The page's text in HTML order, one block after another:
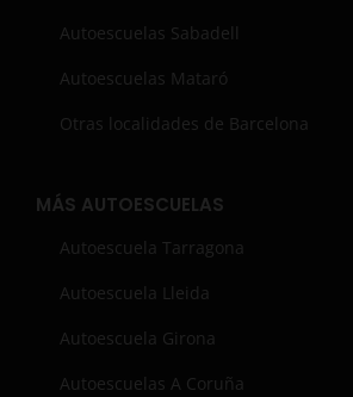
Autoescuelas Sabadell
Autoescuelas Mataró
Otras localidades de Barcelona
MÁS AUTOESCUELAS
Autoescuela Tarragona
Autoescuela Lleida
Autoescuela Girona
Autoescuelas A Coruña